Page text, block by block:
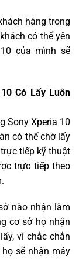
hàng trong
có thể yên
của mình sẽ
Có Lấy Luôn
Sony Xperia 10
có thể chờ lấy
tiếp kỹ thuật
trực tiếp theo
nào nhận làm
cơ sở họ nhận
vì chắc chắn
sẽ nhận máy